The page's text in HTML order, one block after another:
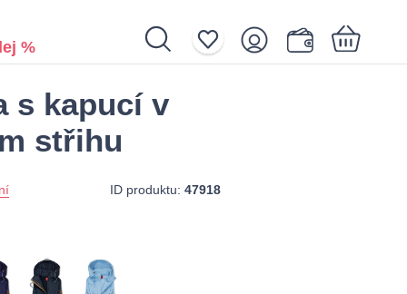
%
Nákupní košík je prázdný.
s kapucí v
střihu
ID produktu: 47918